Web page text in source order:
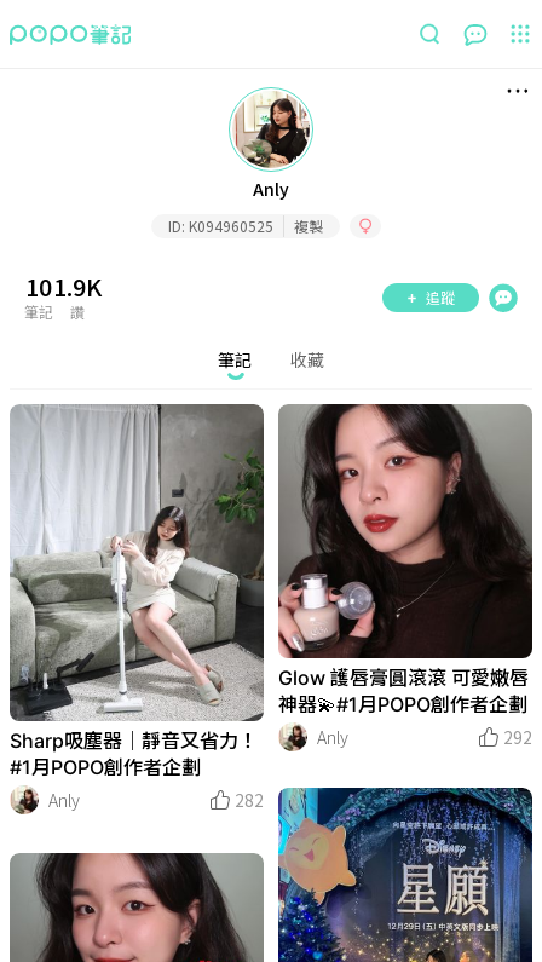
Anly
ID: K094960525 複製
10
筆記
1.9K
讚
追蹤
筆記 收藏
Sharp吸塵器｜靜音又省力！
#1月POPO創作者企劃
Anly
282
Glow 護唇膏圓滾滾 可愛嫩唇
神器💫#1月POPO創作者企劃
Anly
292